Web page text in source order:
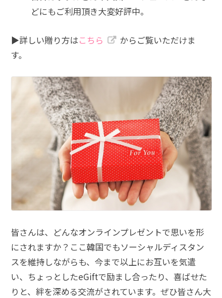
どにもご利用頂き大変好評中。
▶︎詳しい贈り方はこちら
からご覧いただけま
す。
皆さんは、どんなオンラインプレゼントで思いを形
にされますか？ここ韓国でもソーシャルディスタン
スを維持しながらも、今まで以上にお互いを気遣
い、ちょっとしたeGiftで励まし合ったり、喜ばせた
りと、絆を深める交流がされています。ぜひ皆さん大